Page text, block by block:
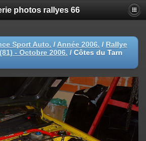
photos rallyes 66
Sport Auto. / Année 2006. / Rallye
- Octobre 2006. / Côtes du Tarn